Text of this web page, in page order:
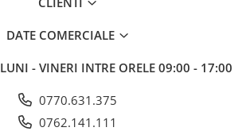
DATE COMERCIALE
LUNI - VINERI INTRE ORELE 09:00 - 17:00
0770.631.375
0762.141.111